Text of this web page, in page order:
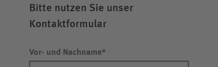
Zuweiserin/Zuweiser
Bewerberin/Bewerber
Bitte nutzen Sie unser
Kontaktformular
Vor- und Nachname